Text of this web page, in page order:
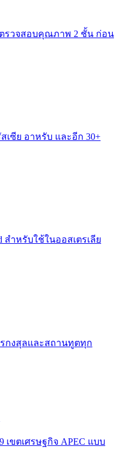
รวจสอบคุณภาพ 2 ชั้น ก่อน
เซีย อาหรับ และอีก 30+
สำหรับใช้ในออสเตรเลีย
กงสุลและสถานทูตทุก
เขตเศรษฐกิจ APEC แบบ